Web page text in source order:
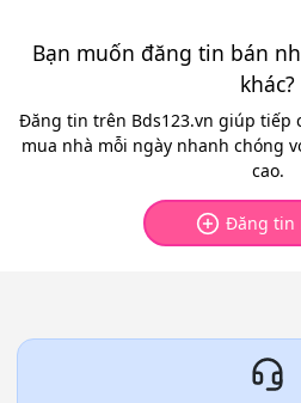
Bạn muốn đăng tin bán
khác?
Đăng tin trên Bds123.vn giúp tiếp
mua nhà mỗi ngày nhanh chóng
cao.
Đăng tin